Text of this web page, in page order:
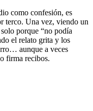
como confesión, es
terco. Una vez, viendo un
porque “no podía
el relato grita y los
aunque a veces
firma recibos.